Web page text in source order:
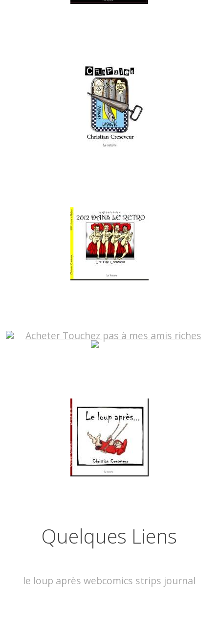
Quelques Liens
le loup après webcomics strips journal